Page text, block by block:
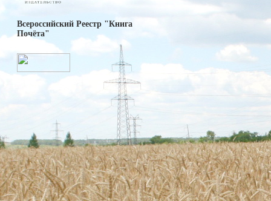
Всероссийский Реестр "Книга
Почёта"